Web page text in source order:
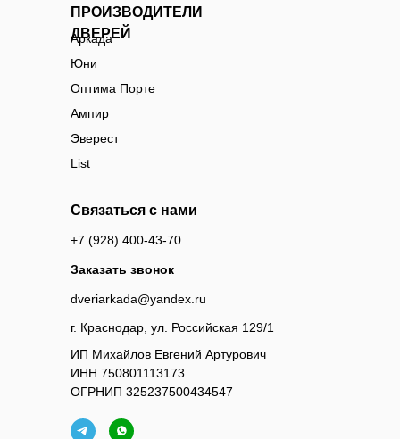
ИП Михайлов Евгений Артурович
ИНН 750801113173
ОГРНИП 325237500434547
Связаться с нами
dveriarkada@yandex.ru
+7 (928) 400-43-70
Заказать звонок
г. Краснодар, ул. Российская 129/1
ПРОИЗВОДИТЕЛИ
ДВЕРЕЙ
Аркада
Юни
Оптима Порте
Ампир
Эверест
List